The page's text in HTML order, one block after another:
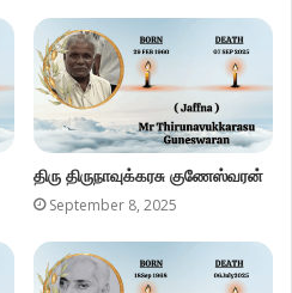
திரு திருநாவுக்கரசு குணேஸ்வரன்
September 8, 2025